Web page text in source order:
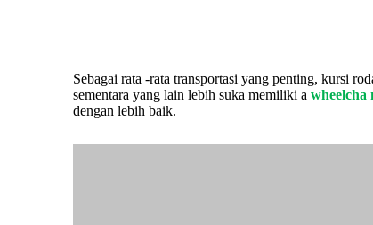
Sebagai rata -rata transportasi yang penting, kursi
sementara yang lain lebih suka memiliki a wheelcha
dengan lebih baik.